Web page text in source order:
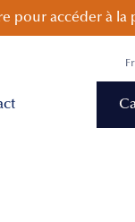
pour accéder à la